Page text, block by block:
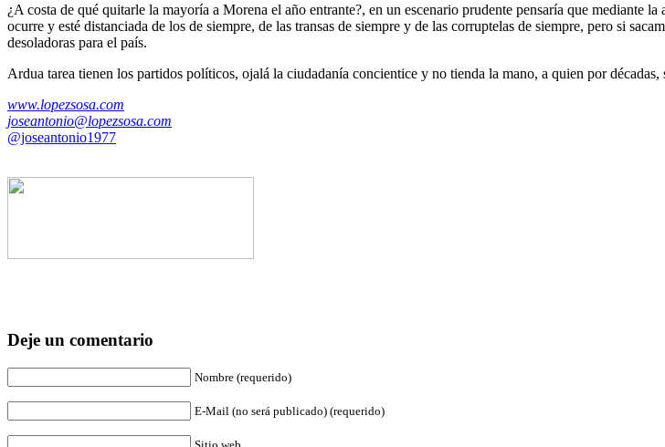
¿A costa de qué quitarle la mayoría a Morena el año entrante?, en un escenario prudente pensaría que mediante
ocurre y esté distanciada de los de siempre, de las transas de siempre y de las corruptelas de siempre, pero si
desoladoras para el país.
Ardua tarea tienen los partidos políticos, ojalá la ciudadanía concientice y no tienda la mano, a quien por décadas,
www.lopezsosa.com
joseantonio@lopezsosa.com
@joseantonio1977
Deje un comentario
Nombre (requerido)
E-Mail (no será publicado) (requerido)